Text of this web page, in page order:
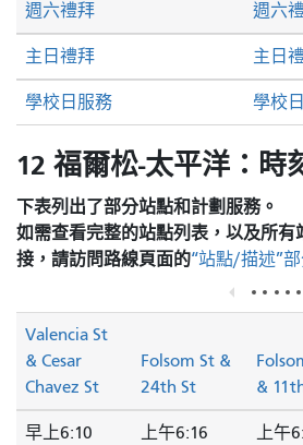
週六禮拜 週六
主日禮拜 主日
學校日服務 學校
12 福爾松-太平洋：時
下表列出了部分站點和計劃服務。
如需查看完整的站點列表，以及所
接，請訪問路線頁面的“站點/描述”部
Valencia St
& Cesar
Chavez St
Folsom St &
24th St
&
早上6:10 上午6:16 上午